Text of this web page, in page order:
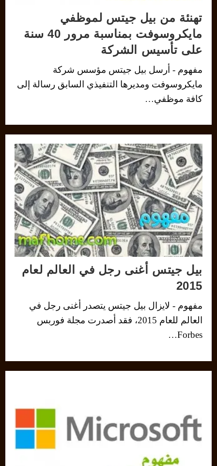
تهنئة من بيل جيتس لموظفي
مايكروسوفت بمناسبة مرور 40 سنة
على تأسيس الشركة
مفهوم - أرسل بيل جيتس مؤسس شركة
مايكروسوفت ومديرها التنفيذي السابق رسالة إلى
كافة موظفي…
بيل جيتس أغنى رجل في العالم لعام
2015
مفهوم - لايزال بيل جيتس يتصدر أغنى رجل في
العالم للعام 2015، فقد أصدرت مجلة فوربس
Forbes…